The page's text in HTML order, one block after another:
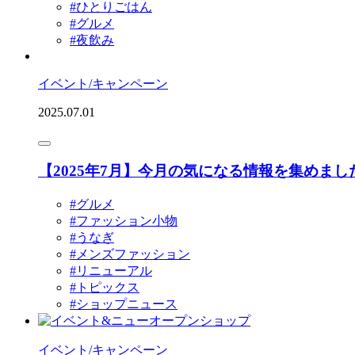
#ひとりごはん
#グルメ
#夜飲み
イベント/キャンペーン
2025.07.01
【2025年7月】今月の気になる情報を集めま
#グルメ
#ファッション小物
#うなぎ
#メンズファッション
#リニューアル
#トピックス
#ショップニュース
イベント/キャンペーン